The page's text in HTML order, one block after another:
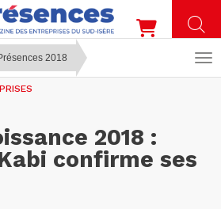
2018
2018 :
confirme ses